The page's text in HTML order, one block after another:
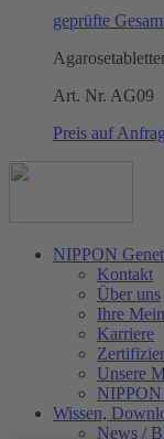
geprüfte
Art. Nr. AG09
Preis auf
NIPPON
Kontakt
Über uns
Ihre
Karriere
Unsere
NIPPON
Wissen,
News /